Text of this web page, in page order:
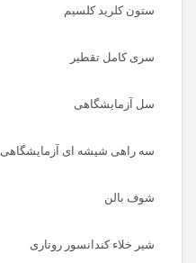
ستون کلرید کلسیم
سری کامل تقطیر
سل آزمایشگاهی
سه راهی شیشه ای آزمایشگاهی
شوف بالن
شیر خلاء کندانسور روتاری